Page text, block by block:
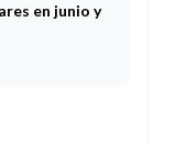
en junio y